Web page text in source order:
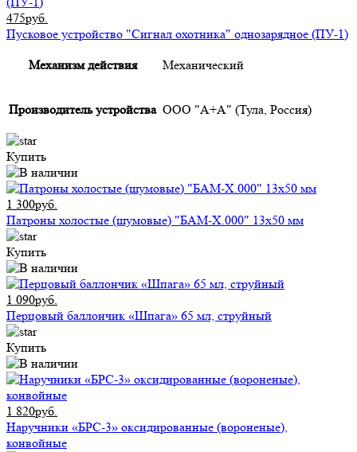
475руб.
Пусковое устройство "Сигнал охотника" однозарядное (ПУ-1)
Механизм действия Механический
Производитель устройства ООО "А+А" (Тула, Россия)
Купить
1 300руб.
Патроны холостые (шумовые) "БАМ-Х.000" 13х50 мм
Купить
1 090руб.
Перцовый баллончик «Шпага» 65 мл, струйный
Купить
1 820руб.
Наручники «БРС-3» оксидированные (вороненые),
конвойные